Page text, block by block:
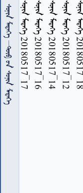
 

     20180517_17  20180517_16  20180517_14  20180517_12